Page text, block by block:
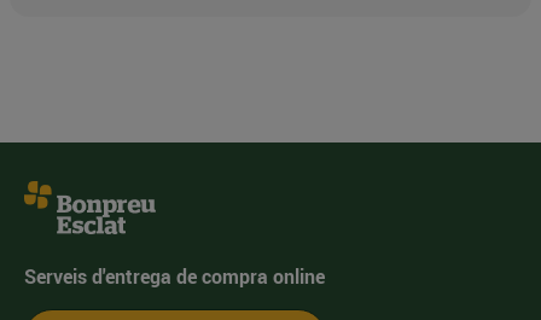
Serveis d'entrega de compra online